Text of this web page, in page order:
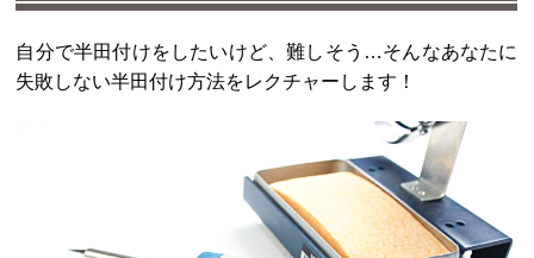
自分で半田付けをしたいけど、難しそう…そんなあなたに
失敗しない半田付け方法をレクチャーします！